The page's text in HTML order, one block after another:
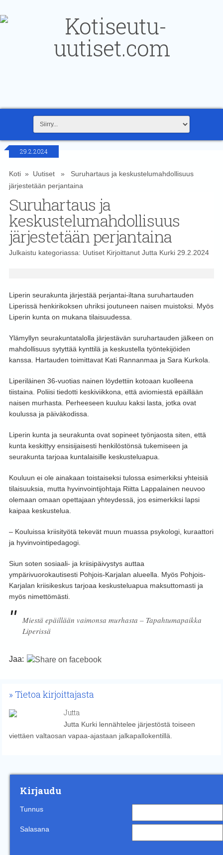
29.2.2024
Koti» Uutiset» Suruhartaus ja keskustelumahdollisuus
järjestetään perjantaina
Suruhartaus ja
keskustelumahdollisuus
järjestetään perjantaina
Julkaistu kategoriassa: UutisetKirjoittanut Jutta Kurki29.2.2024
Liperin seurakunta järjestää perjantai-iltana suruhartauden
Liperissä henkirikoksen uhriksi joutuneen naisen muistoksi. Myös
Liperin kunta on mukana tilaisuudessa.
Ylämyllyn seurakuntatalolla järjestävän suruhartauden jälkeen on
mahdollisuus sytyttää kynttilä ja keskustella työntekijöiden
kanssa. Hartauden toimittavat Kati Rannanmaa ja Sara Kurkola.
Liperiläinen 36-vuotias nainen löydettiin kotoaan kuolleena
tiistaina. Poliisi tiedotti keskiviikkona, että aviomiestä epäillään
naisen murhasta. Perheeseen kuuluu kaksi lasta, jotka ovat
koulussa ja päiväkodissa.
Liperin kunta ja seurakunta ovat sopineet työnjaosta siten, että
kunta keskittyy ensisijaisesti henkilöstönsä tukemiseen ja
seurakunta tarjoaa kuntalaisille keskusteluapua.
Kouluun ei ole ainakaan toistaiseksi tulossa esimerkiksi yhteisiä
tilaisuuksia, mutta hyvinvointijohtaja Riitta Lappalainen neuvoo
olemaan omaan opettajaan yhteydessä, jos esimerkiksi lapsi
kaipaa keskustelua.
– Kouluissa kriisityötä tekevät muun muassa psykologi, kuraattori
ja hyvinvointipedagogi.
Siun soten sosiaali- ja kriisipäivystys auttaa
ympärivuorokautisesti Pohjois-Karjalan alueella. Myös Pohjois-
Karjalan kriisikeskus tarjoaa keskusteluapua maksuttomasti ja
myös nimettömästi.
Miestä epäillään vaimonsa murhasta – Tapahtumapaikka
Liperissä
Jaa:
Tietoa kirjoittajasta
Jutta
Jutta Kurki lennähtelee järjestöstä toiseen
viettäen valtaosan vapaa-ajastaan jalkapallokentillä.
Kirjaudu
Tunnus
Salasana